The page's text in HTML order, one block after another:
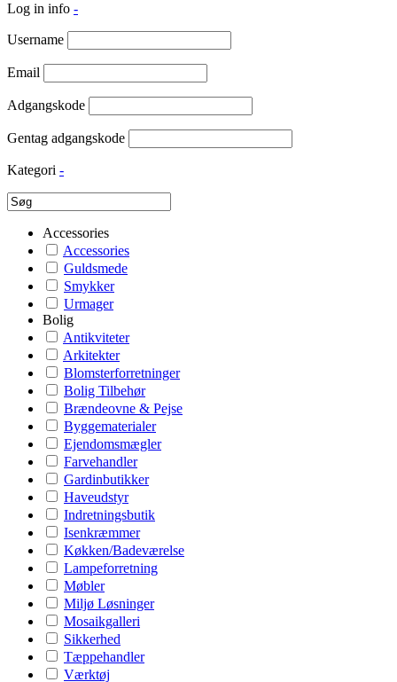
Log in info -
Username
Email
Adgangskode
Gentag adgangskode
Kategori -
Accessories
Accessories
Guldsmede
Smykker
Urmager
Bolig
Antikviteter
Arkitekter
Blomsterforretninger
Bolig Tilbehør
Brændeovne & Pejse
Byggematerialer
Ejendomsmægler
Farvehandler
Gardinbutikker
Haveudstyr
Indretningsbutik
Isenkræmmer
Køkken/Badeværelse
Lampeforretning
Møbler
Miljø Løsninger
Mosaikgalleri
Sikkerhed
Tæppehandler
Værktøj